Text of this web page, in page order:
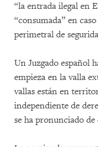
“la entrada ilegal en
“consumada” en
perimetral de
Un Juzgado español
empieza en la valla
vallas están en
independiente de
se ha pronunciado